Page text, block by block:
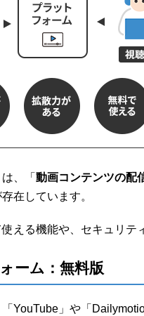
、「 動画コンテンツの配
在しています。
える機能や、セキュリテ
ーム：無料版
YouTube」や「